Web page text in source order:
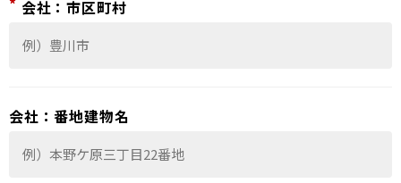
会社：市区町村
会社：番地建物名